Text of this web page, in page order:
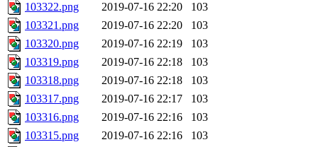
103322.png
2019-07-16 22:20
103
103321.png
2019-07-16 22:20
103
103320.png
2019-07-16 22:19
103
103319.png
2019-07-16 22:18
103
103318.png
2019-07-16 22:18
103
103317.png
2019-07-16 22:17
103
103316.png
2019-07-16 22:16
103
103315.png
2019-07-16 22:16
103